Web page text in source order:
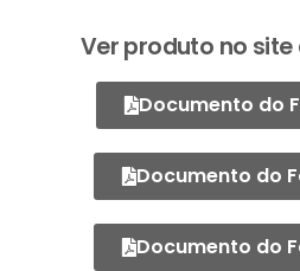
Ver produto no
Documento do
Documento do
Documento do